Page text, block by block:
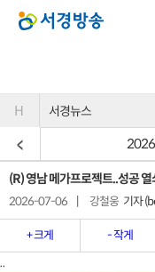
H 서경뉴스
(R) 영남 메가프로젝트..성공
2026-07-06 강철웅 기자
+ 크게 - 작게
..